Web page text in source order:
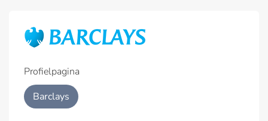
Profielpagina
Barclays